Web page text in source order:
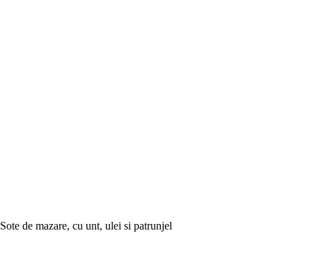
Sote de mazare, cu unt, ulei si patrunjel